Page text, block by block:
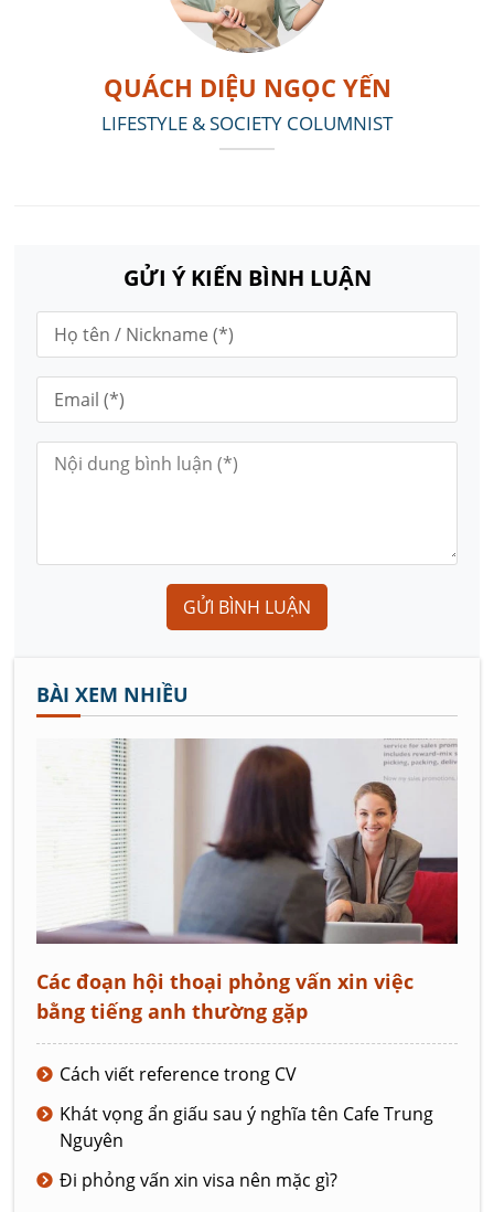
QUÁCH DIỆU NGỌC YẾN
LIFESTYLE & SOCIETY COLUMNIST
GỬI Ý KIẾN BÌNH LUẬN
GỬI BÌNH LUẬN
BÀI XEM NHIỀU
Các đoạn hội thoại phỏng vấn xin việc
bằng tiếng anh thường gặp
Cách viết reference trong CV
Khát vọng ẩn giấu sau ý nghĩa tên Cafe Trung
Nguyên
Đi phỏng vấn xin visa nên mặc gì?